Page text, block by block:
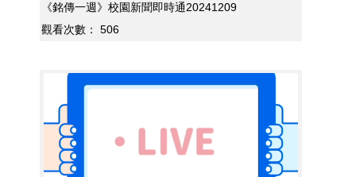
《銘傳一週》校園新聞即時通20241209
觀看次數：
506